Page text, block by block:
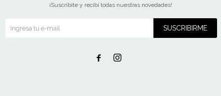
¡Suscribite y recibí todas nuestras novedades!
SUSCRIBIRME
 